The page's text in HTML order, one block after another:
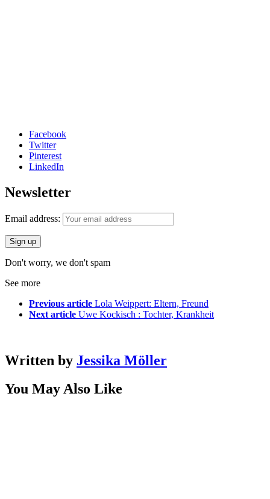
Facebook
Twitter
Pinterest
LinkedIn
Newsletter
Email address:
Don't worry, we don't spam
See more
Previous article Lola Weippert: Eltern, Freund
Next article Uwe Kockisch : Tochter, Krankheit
Written by Jessika Möller
You May Also Like